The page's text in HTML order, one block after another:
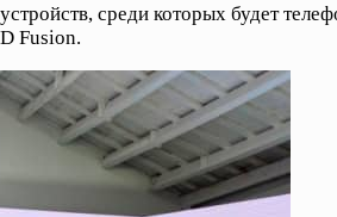
среди которых будет
Fusion.